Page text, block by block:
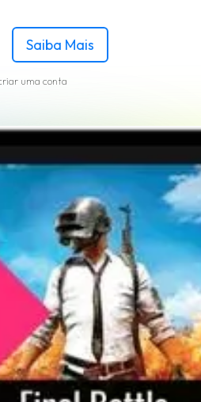
Saiba Mais
uma conta